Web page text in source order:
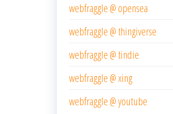
webfraggle @ opensea
webfraggle @ thingiverse
webfraggle @ tindie
webfraggle @ xing
webfraggle @ youtube